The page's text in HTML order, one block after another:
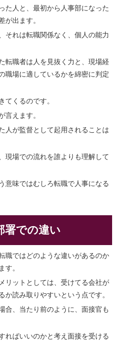
た人と、最初から人事部になった
が出ます。
それは転職関係なく、個人の能力
転職者は人を見抜く力と、現場経
職場に適しているかを綿密に判定
てくるのです。
言えます。
人が監督として起用されることは
現場での流れを誰よりも理解して
意味ではむしろ転職で人事になる
署での違い
職ではどのような違いがあるのか
す。
リットとしては、受けてる会社が
か読み取りやすいという点です。
合、当たり前のように、面接官も
ればいいのかと考え面接を受ける